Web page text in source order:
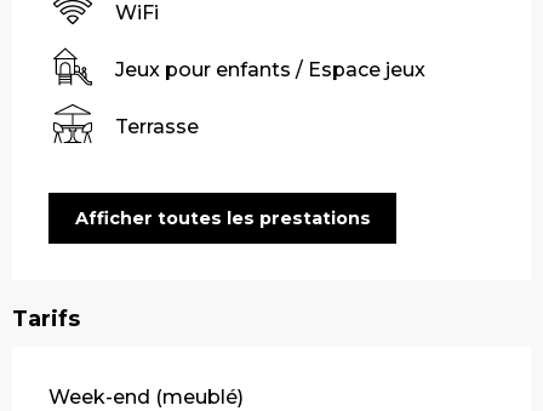
WiFi
Jeux pour enfants / Espace jeux
Terrasse
Afficher toutes les prestations
Tarifs
Tarifs 2026
Week-end (meublé)